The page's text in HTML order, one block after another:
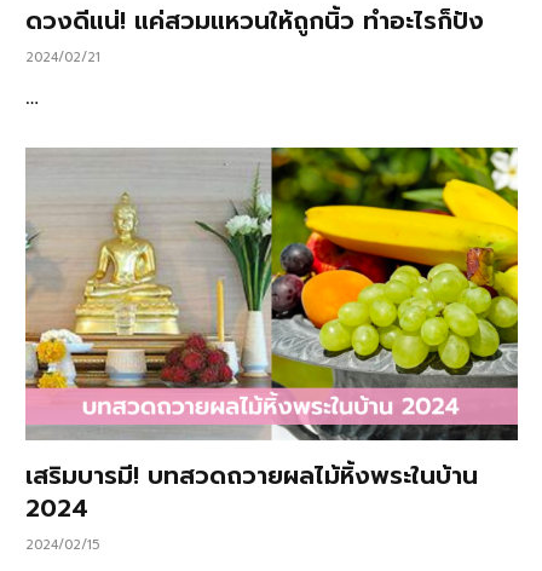
ดวงดีแน่! แค่สวมแหวนให้ถูกนิ้ว ทำอะไรก็ปัง
2024/02/21
…
เสริมบารมี! บทสวดถวายผลไม้หิ้งพระในบ้าน
2024
2024/02/15